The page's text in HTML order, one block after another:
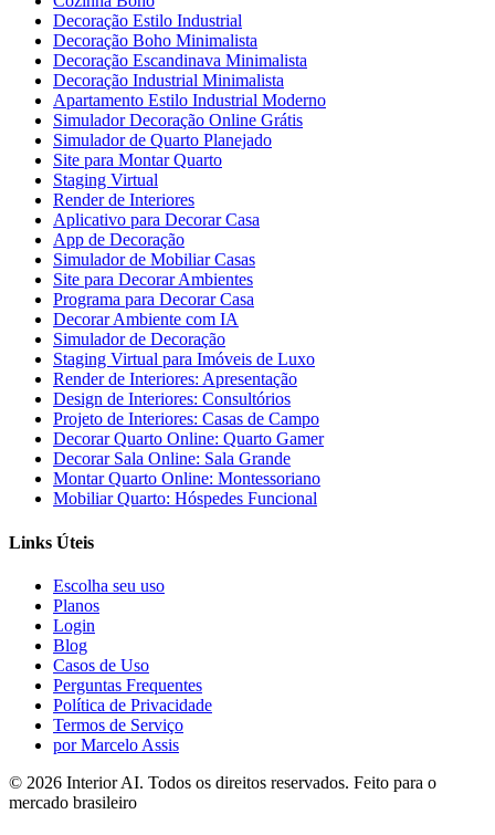
Decoração Estilo Industrial
Decoração Boho Minimalista
Decoração Escandinava Minimalista
Decoração Industrial Minimalista
Apartamento Estilo Industrial Moderno
Simulador Decoração Online Grátis
Simulador de Quarto Planejado
Site para Montar Quarto
Staging Virtual
Render de Interiores
Aplicativo para Decorar Casa
App de Decoração
Simulador de Mobiliar Casas
Site para Decorar Ambientes
Programa para Decorar Casa
Decorar Ambiente com IA
Simulador de Decoração
Staging Virtual para Imóveis de Luxo
Render de Interiores: Apresentação
Design de Interiores: Consultórios
Projeto de Interiores: Casas de Campo
Decorar Quarto Online: Quarto Gamer
Decorar Sala Online: Sala Grande
Montar Quarto Online: Montessoriano
Mobiliar Quarto: Hóspedes Funcional
Links Úteis
Escolha seu uso
Planos
Login
Blog
Casos de Uso
Perguntas Frequentes
Política de Privacidade
Termos de Serviço
por Marcelo Assis
© 2026 Interior AI. Todos os direitos reservados. Feito para o
mercado brasileiro